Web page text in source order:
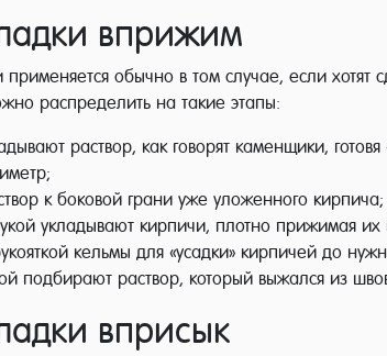
вприжим
применяется обычно в том случае, если
распределить на такие этапы:
раствор, как говорят каменщики,
к боковой грани уже уложенного кирпича;
укладывают кирпичи, плотно прижимая
кельмы для «усадки» кирпичей до
подбирают раствор, который выжался из
вприсык